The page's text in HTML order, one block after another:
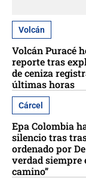
Volcán
Volcán Puracé
reporte tras
de ceniza
últimas horas
Cárcel
Epa Colombia
silencio tras
ordenado por
verdad siempre
camino”